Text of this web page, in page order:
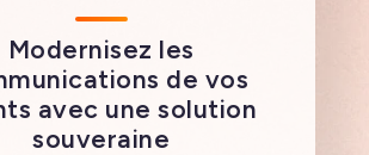
Modernisez les
de vos
avec une solution
souveraine